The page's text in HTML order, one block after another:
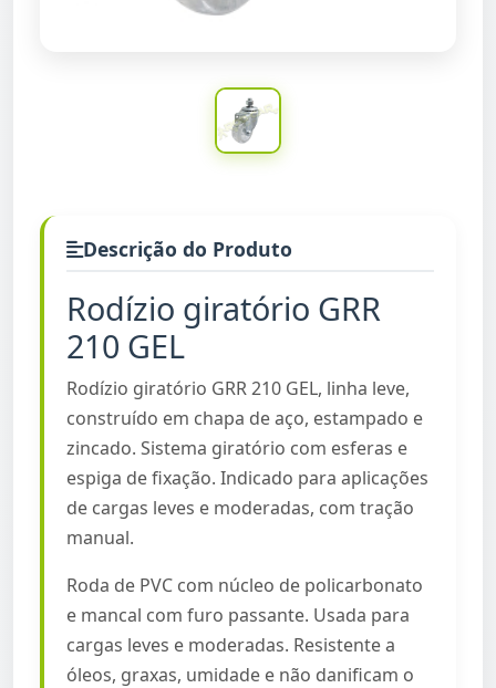
Descrição do Produto
Rodízio giratório GRR
210 GEL
Rodízio giratório GRR 210 GEL, linha leve,
construído em chapa de aço, estampado e
zincado. Sistema giratório com esferas e
espiga de fixação. Indicado para aplicações
de cargas leves e moderadas, com tração
manual.
Roda de PVC com núcleo de policarbonato
e mancal com furo passante. Usada para
cargas leves e moderadas. Resistente a
óleos, graxas, umidade e não danificam o